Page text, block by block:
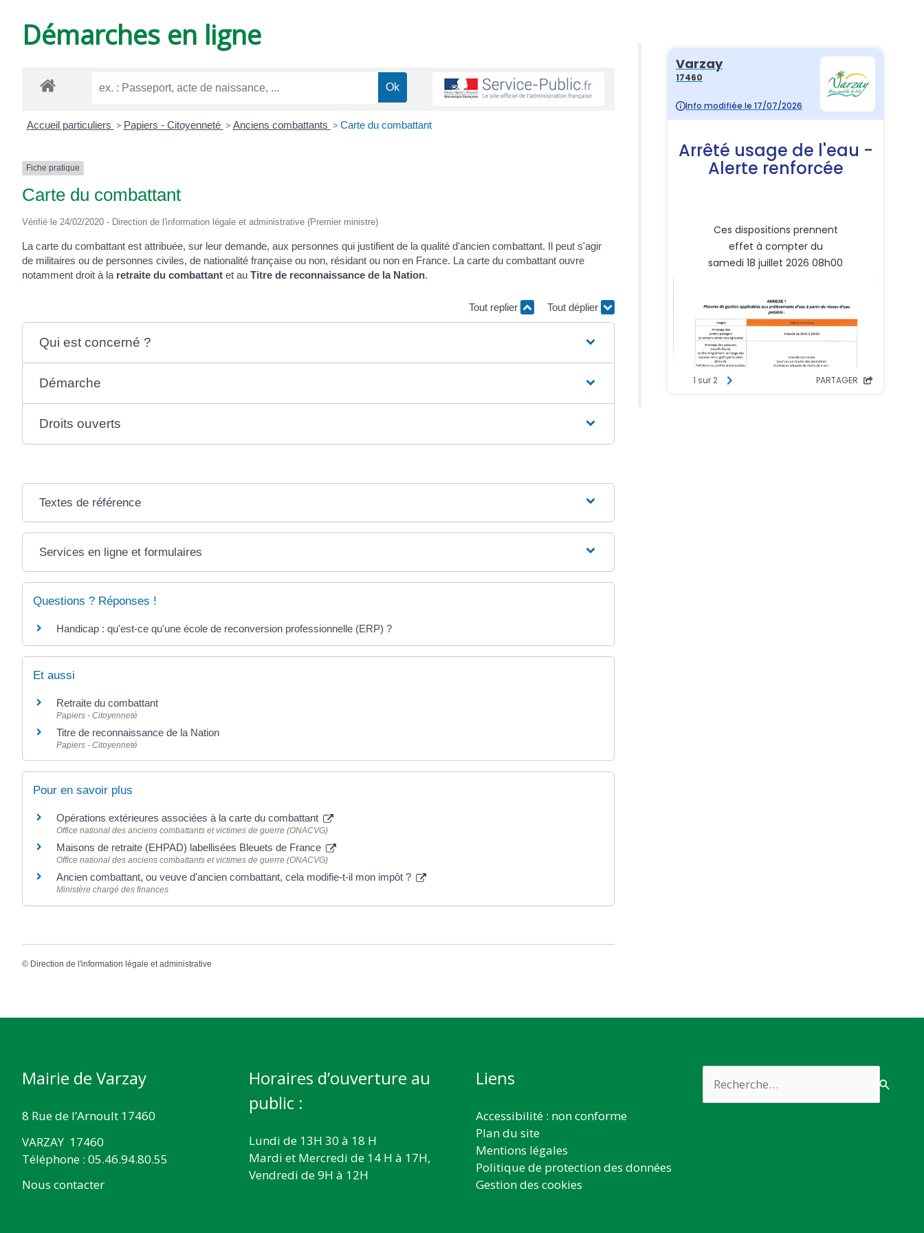
VARZAY
Démarches en ligne
Accueil particuliers > Papiers - Citoyenneté > Anciens combattants > Carte du combattant
Fiche pratique
Carte du combattant
Vérifié le 24/02/2020 - Direction de l'information légale et administrative (Premier ministre)
La carte du combattant est attribuée, sur leur demande, aux personnes qui justifient de la qualité d'ancien combattant. Il peut s'agir
de militaires ou de personnes civiles, de nationalité française ou non, résidant ou non en France. La carte du combattant ouvre
notamment droit à la retraite du combattant et au Titre de reconnaissance de la Nation.
Tout replier Tout déplier
Qui est concerné ?
Démarche
Droits ouverts
Textes de référence
Services en ligne et formulaires
Questions ? Réponses !
Handicap : qu'est-ce qu'une école de reconversion professionnelle (ERP) ?
Et aussi
Retraite du combattant
Papiers - Citoyenneté
Titre de reconnaissance de la Nation
Papiers - Citoyenneté
Pour en savoir plus
Opérations extérieures associées à la carte du combattant
Office national des anciens combattants et victimes de guerre (ONACVG)
Maisons de retraite (EHPAD) labellisées Bleuets de France
Office national des anciens combattants et victimes de guerre (ONACVG)
Ancien combattant, ou veuve d'ancien combattant, cela modifie-t-il mon impôt ?
Ministère chargé des finances
© Direction de l'information légale et administrative
Mairie de Varzay
8 Rue de l’Arnoult 17460
VARZAY 17460
Téléphone : 05.46.94.80.55
Nous contacter
Horaires d’ouverture au
public :
Lundi de 13H 30 à 18 H
Mardi et Mercredi de 14 H à 17H,
Vendredi de 9H à 12H
Liens
Accessibilité : non conforme
Plan du site
Mentions légales
Politique de protection des données
Gestion des cookies